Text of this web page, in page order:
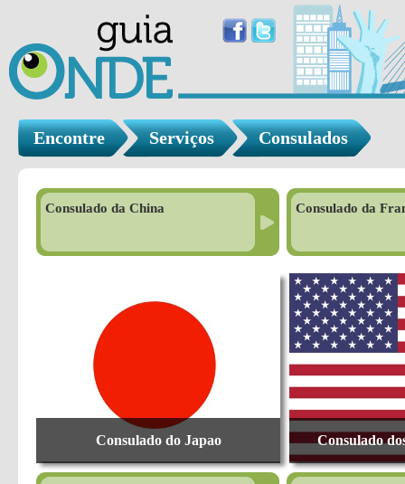
Encontre Serviços Consulados
Consulado da China Consulado da
Consulado do Japao Consulado